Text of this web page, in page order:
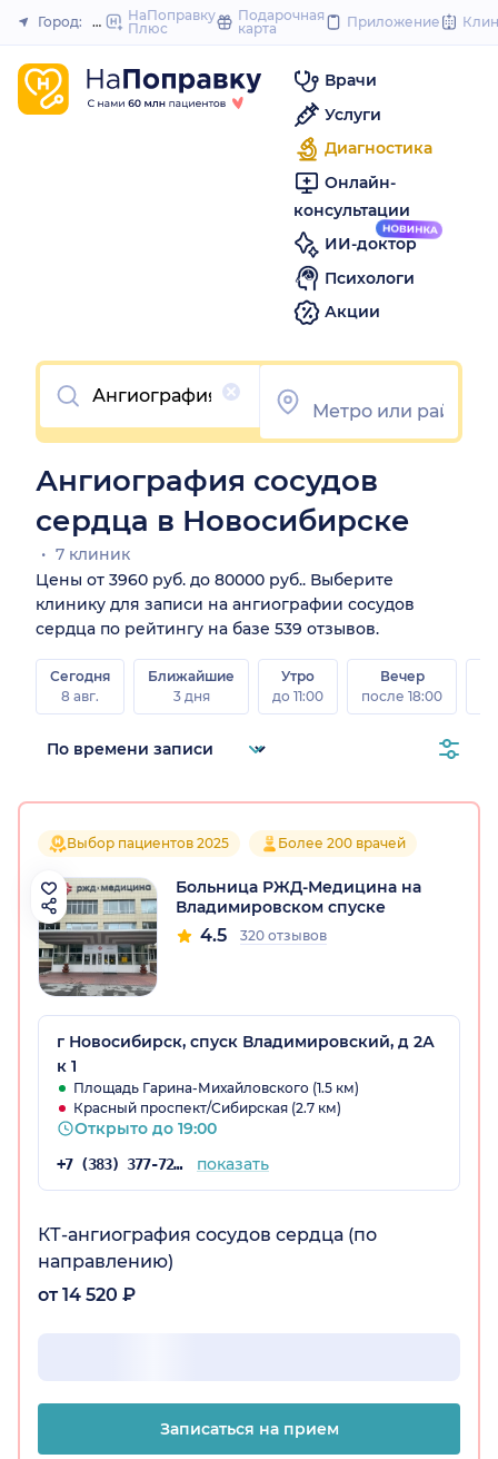
to
Закрыть
Город: Новосибирск
НаПоправку
Плюс
Подарочная
карта
Приложение
Врачи
Услуги
Диагностика
Онлайн-
консультации
ИИ-доктор
Психологи
Акции
Очистить
Ангиография сосудов
сердца в Новосибирске
7 клиник
Цены от 3960 руб. до 80000 руб.. Выберите
клинику для записи на ангиографии сосудов
сердца по рейтингу на базе 539 отзывов.
Сегодня
8 авг.
Ближайшие
3 дня
Утро
до 11:00
Вечер
после 18:00
Выбор пациентов 2025 Более 200 врачей
Больница РЖД-Медицина на
Владимировском спуске
4.5 320 отзывов
г Новосибирск, спуск Владимировский, д 2А
к 1
Площадь Гарина-Михайловского (1.5 км)
Красный проспект/Сибирская (2.7 км)
Открыто до 19:00
+7 (383) 377-72-59 показать
КТ-ангиография сосудов сердца (по
направлению)
от 14 520 ₽
Записаться на прием